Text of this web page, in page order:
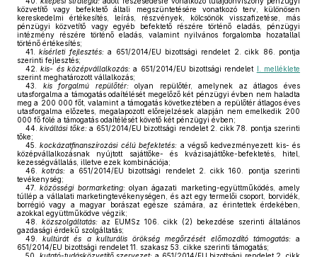
közvetítő vagy befektető általi megszüntetésére vonatkozó terv, különösen
kereskedelmi értékesítés, leírás, részvények, kölcsönök visszafizetése, más
pénzügyi közvetítő vagy egyéb befektető részére történő eladás, pénzügyi
intézmény részére történő eladás, valamint nyilvános forgalomba hozatallal
történő értékesítés;
41.
kísérleti fejlesztés:a 651/2014/EU bizottsági rendelet 2. cikk 86. pontja
szerinti fejlesztés;
42.
kis- és középvállalkozás: a 651/2014/EU bizottsági rendelet I. melléklete
szerint meghatározott vállalkozás;
43.
kis forgalmú repülőtér:olyan repülőtér, amelynek az átlagos éves
utasforgalma a támogatás odaítélését megelőző két pénzügyi évben nem haladta
meg a 200 000 főt, valamint a támogatás következtében a repülőtér átlagos éves
utasforgalma előzetes, megalapozott előrejelzések alapján nem emelkedik 200
000 fő fölé a támogatás odaítélését követő két pénzügyi évben;
44.
kiváltási tőke:a 651/2014/EU bizottsági rendelet 2. cikk 78. pontja szerinti
tőke;
45.
kockázatfinanszírozási célú befektetés: a végső kedvezményezett kis- és
középvállalkozásnak nyújtott sajáttőke- és kvázisajáttőke-befektetés, hitel,
kezességvállalás, illetve ezek kombinációja;
46.
kotrás: a 651/2014/EU bizottsági rendelet 2. cikk 160. pontja szerinti
tevékenység;
47.
közösségi bormarketing:olyan ágazati marketing-együttműködés, amely
túllép a vállalati marketingtevékenységen, és azt egy termelői csoport, borvidék,
borrégió vagy a magyar borászat egésze számára, az érintettek érdekében,
azokkal együttműködve végzik;
48.
közszolgáltatás: az EUMSz 106. cikk (2) bekezdése szerinti általános
gazdasági érdekű szolgáltatás;
49.
kultúrát és a kulturális örökség megőrzését előmozdító támogatás:a
651/2014/EU bizottsági rendelet 11. szakasz 53. cikke szerinti támogatás;